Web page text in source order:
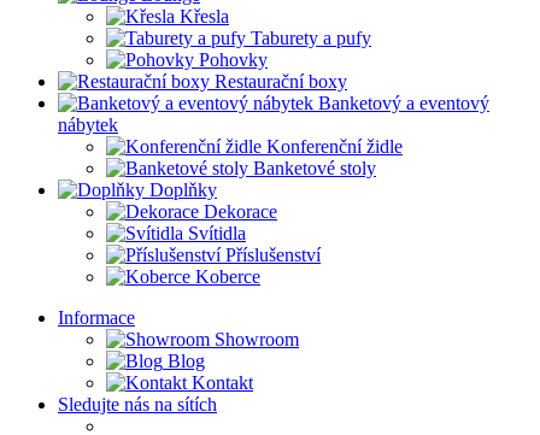
Křesla
Taburety a pufy
Pohovky
Restaurační boxy
Banketový a eventový
nábytek
Konferenční židle
Banketové stoly
Doplňky
Dekorace
Svítidla
Příslušenství
Koberce
Informace
Showroom
Blog
Kontakt
Sledujte nás na sítích